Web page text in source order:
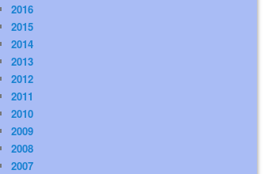
2016
2015
2014
2013
2012
2011
2010
2009
2008
2007